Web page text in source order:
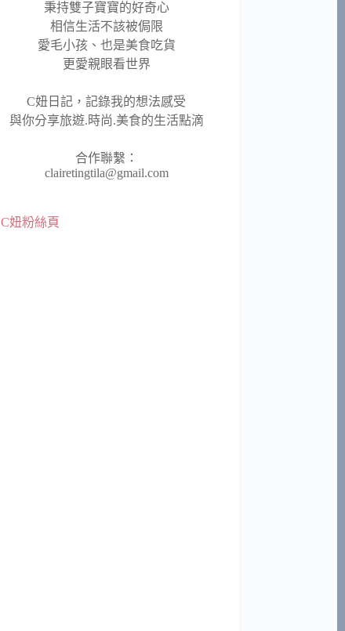
秉持雙子寶寶的好奇心
相信生活不該被侷限
愛毛小孩、也是美食吃貨
更愛親眼看世界
C妞日記，記錄我的想法感受
與你分享旅遊.時尚.美食的生活點滴
合作聯繫：
clairetingtila@gmail.com
C妞粉絲頁